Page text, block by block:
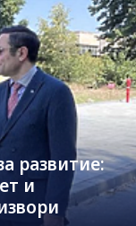
развитие:
и